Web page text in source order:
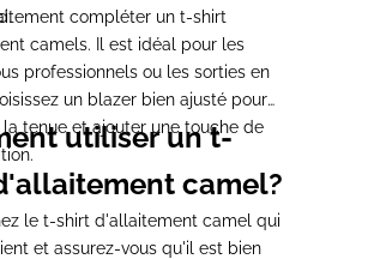
compléter un t-shirt
camels. Il est idéal pour les
professionnels ou les sorties en
un blazer bien ajusté pour
tenue et ajouter une touche de
utiliser un t-
camel?
le t-shirt d'allaitement camel qui
et assurez-vous qu'il est bien